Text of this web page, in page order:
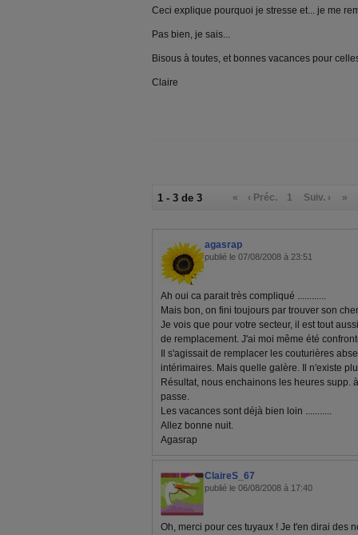
Ceci explique pourquoi je stresse et... je me
Pas bien, je sais...
Bisous à toutes, et bonnes vacances pour
Claire
1 - 3 de 3 « ‹ Préc. 1 Suiv. › »
agasrap
publié le 07/08/2008 à 23:51
Ah oui ca parait très compliqué ............
Mais bon, on fini toujours par trouver son
Je vois que pour votre secteur, il est tout
de remplacement. J'ai moi même été
Il s'agissait de remplacer les couturières
intérimaires. Mais quelle galère. Il n'existe
Résultat, nous enchainons les heures supp.
passe.
Les vacances sont déjà bien loin ...........
Allez bonne nuit.
Agasrap
ClaireS_67
publié le 06/08/2008 à 17:40
Oh, merci pour ces tuyaux ! Je t'en dirai des